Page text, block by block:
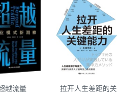
越流量
拉开人生差距的关